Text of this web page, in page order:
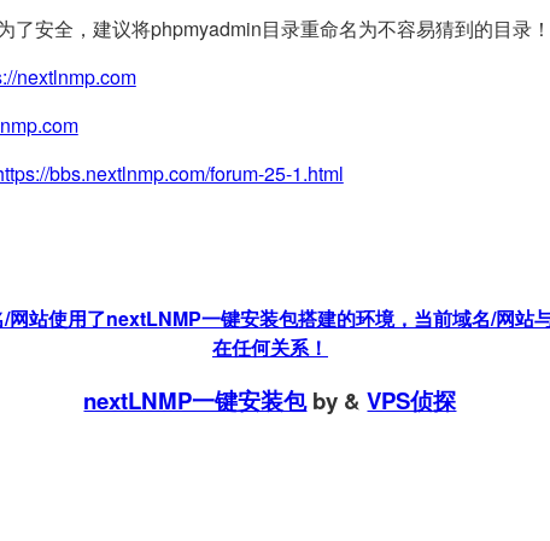
了安全，建议将phpmyadmin目录重命名为不容易猜到的目录
nextlnmp.com
bbs.nextlnmp.com/forum-25-1.html
网站使用了nextLNMP一键安装包搭建的环境，当前域名/网
在任何关系！
nextLNMP一键安装包by &VPS侦探